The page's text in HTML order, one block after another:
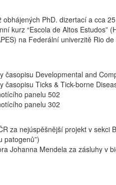
obhájených PhD. dizertací a cca
kurz “Escola de Altos Estudos”
na Federální univerzitě Rio
časopisu Developmental and
časopisu Ticks & Tick-borne
panelu 502
panelu 302
za nejúspěšnější projekt v sekci
patogenů”)
Johanna Mendela za zásluhy v